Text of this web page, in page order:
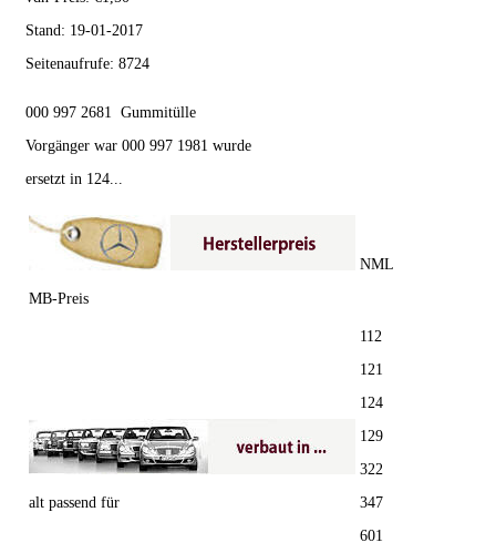
Stand: 19-01-2017
Seitenaufrufe: 8724
000 997 2681 Gummitülle
Vorgänger war 000 997 1981 wurde
ersetzt in 124...
MB-Preis
NML
alt passend für
112
121
124
129
322
347
601